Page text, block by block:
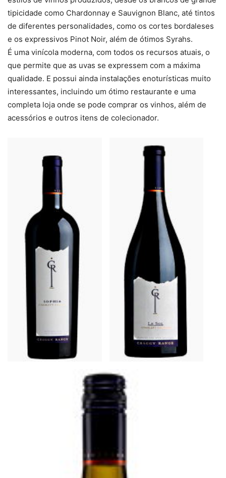
tipicidade como Chardonnay e Sauvignon Blanc, até tintos
de diferentes personalidades, como os cortes bordaleses
e os expressivos Pinot Noir, além de ótimos Syrahs.
É uma vinícola moderna, com todos os recursos atuais, o
que permite que as uvas se expressem com a máxima
qualidade. E possui ainda instalações enoturísticas muito
interessantes, incluindo um ótimo restaurante e uma
completa loja onde se pode comprar os vinhos, além de
acessórios e outros itens de colecionador.